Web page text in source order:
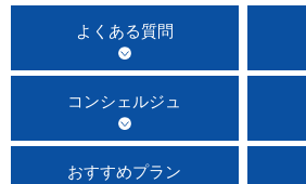
よくある質問
コンシェルジュ
おすすめプラン